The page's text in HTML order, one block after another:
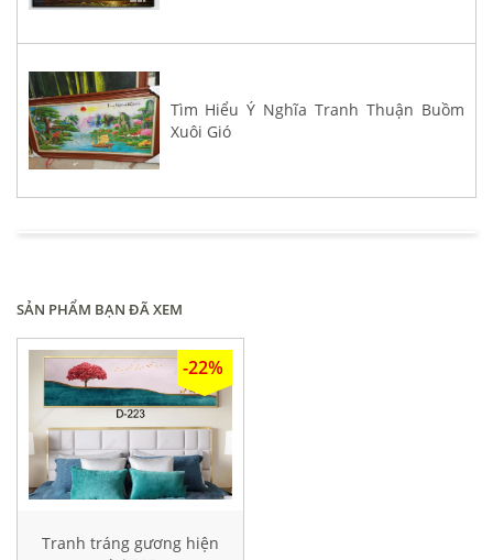
Tìm Hiểu Ý Nghĩa Tranh Thuận Buồm
Xuôi Gió
SẢN PHẨM BẠN ĐÃ XEM
-22%
Tranh tráng gương hiện